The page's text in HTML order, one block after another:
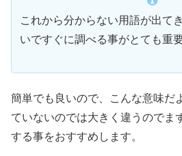
これから分からない用語が出て
いですぐに調べる事がとても重要
簡単でも良いので、こんな意味だ
ていないのでは大きく違うのでま
する事をおすすめします。